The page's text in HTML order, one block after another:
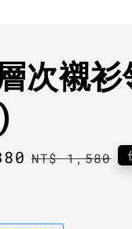
次襯
Regular
NT$ 1,580